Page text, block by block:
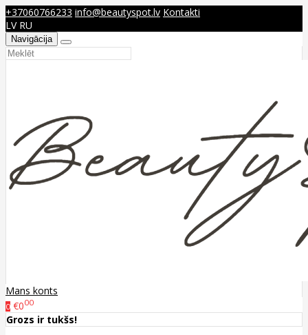
+37060766233 info@beautyspot.lv Kontakti
LV RU
Navigācija
Mans konts
0 €000
Grozs ir tukšs!